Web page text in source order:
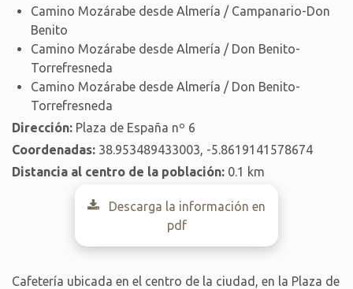
Camino Mozárabe desde Almería / Campanario-Don
Benito
Camino Mozárabe desde Almería / Don Benito-
Torrefresneda
Camino Mozárabe desde Almería / Don Benito-
Torrefresneda
Dirección: Plaza de España nº 6
Coordenadas: 38.953489433003, -5.8619141578674
Distancia al centro de la población: 0.1 km
Descarga la información en
pdf
Cafetería ubicada en el centro de la ciudad, en la Plaza de